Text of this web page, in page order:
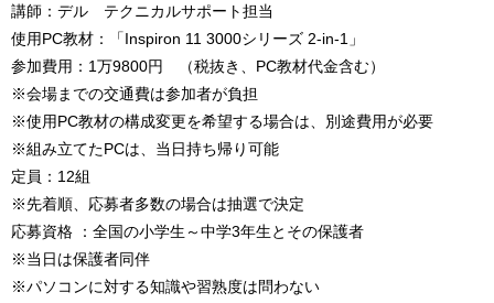
講師：デル テクニカルサポート担当
使用PC教材：「Inspiron 11 3000シリーズ 2-in-1」
参加費用：1万9800円 （税抜き、PC教材代金含む）
※会場までの交通費は参加者が負担
※使用PC教材の構成変更を希望する場合は、別途費用が必要
※組み立てたPCは、当日持ち帰り可能
定員：12組
※先着順、応募者多数の場合は抽選で決定
応募資格 ：全国の小学生～中学3年生とその保護者
※当日は保護者同伴
※パソコンに対する知識や習熟度は問わない